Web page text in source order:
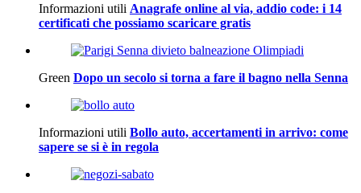
Informazioni utili Anagrafe online al via, addio code: i 14
certificati che possiamo scaricare gratis
Green Dopo un secolo si torna a fare il bagno nella Senna
Informazioni utili Bollo auto, accertamenti in arrivo: come
sapere se si è in regola